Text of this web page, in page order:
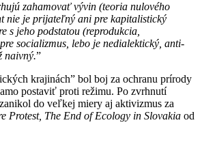
zahamovať vývin (teoria nulového
nie je prijateľný ani pre kapitalistický
s jeho podstatou (reprodukcia,
socializmus, lebo je nedialektický, anti-
naivný.”
krajinách” bol boj za ochranu prírody
postaviť proti režimu. Po zvrhnutí
do veľkej miery aj aktivizmus za
Protest, The End of Ecology in Slovakia od